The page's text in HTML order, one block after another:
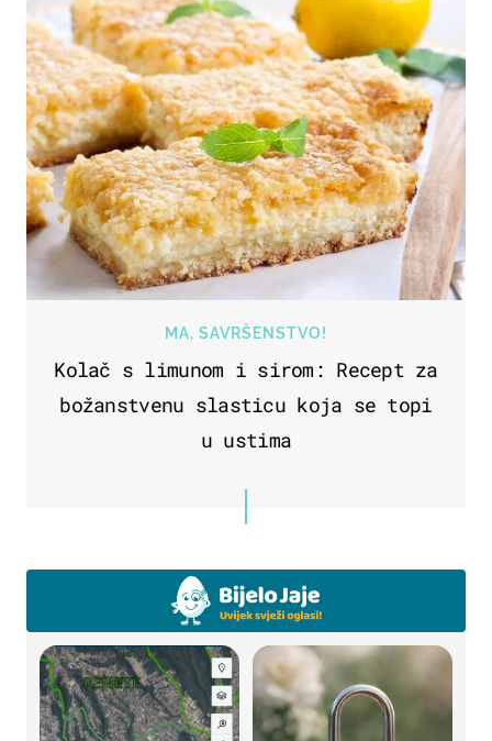
MA, SAVRŠENSTVO!
Kolač s limunom i sirom: Recept za
božanstvenu slasticu koja se topi
u ustima